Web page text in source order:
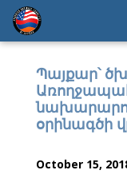
Պայքար՝
օրինագծի
October 15,